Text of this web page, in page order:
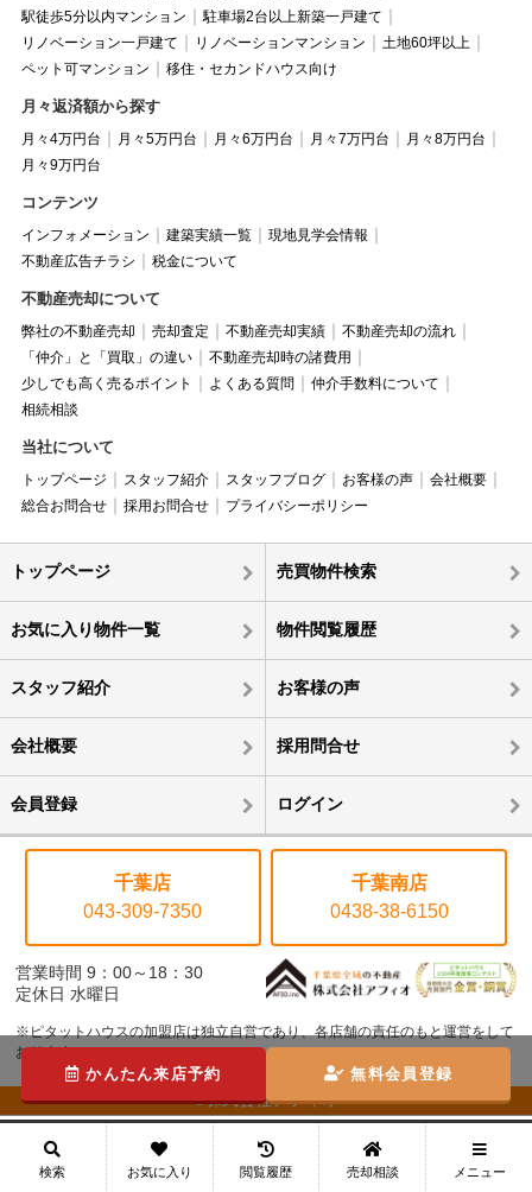
駅徒歩5分以内マンション
駐車場2台以上新築一戸建て
リノベーション一戸建て
リノベーションマンション
土地60坪以上
ペット可マンション
移住・セカンドハウス向け
月々返済額から探す
月々4万円台 月々5万円台 月々6万円台 月々7万円台
月々8万円台
月々9万円台
コンテンツ
インフォメーション 建築実績一覧
現地見学会情報
不動産広告チラシ
税金について
不動産売却について
弊社の不動産売却 売却査定 不動産売却実績
不動産売却の流れ
「仲介」と「買取」の違い
不動産売却時の諸費用
少しでも高く売るポイント
よくある質問
仲介手数料について
相続相談
当社について
トップページ スタッフ紹介 スタッフブログ お客様の声
会社概要
総合お問合せ
採用お問合せ プライバシーポリシー
トップページ 売買物件検索
お気に入り物件一覧 物件閲覧履歴
スタッフ紹介 お客様の声
会社概要 採用問合せ
会員登録 ログイン
千葉店
043-309-7350
千葉南店
0438-38-6150
営業時間 9：00～18：30
定休日 水曜日
※ピタットハウスの加盟店は独立自営であり、各店舗の責任のもと運営をして
おります。
©株式会社アフィオ
かんたん来店予約 無料会員登録
検索 お気に入り 閲覧履歴 売却相談 メニュー